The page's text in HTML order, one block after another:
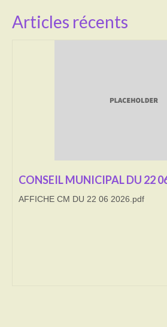
Infos utiles
Cimetière
Culte
Articles récents
CONSEIL MUNICIPAL DU 22
AFFICHE CM DU 22 06 2026.pdf